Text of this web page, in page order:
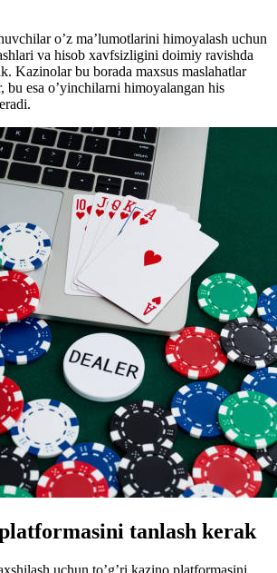
o’z ma’lumotlarini himoyalash uchun
va hisob xavfsizligini doimiy ravishda
Kazinolar bu borada maxsus maslahatlar
bu esa o’yinchilarni himoyalangan his
tanlash kerak
uchun to’g’ri kazino platformasini